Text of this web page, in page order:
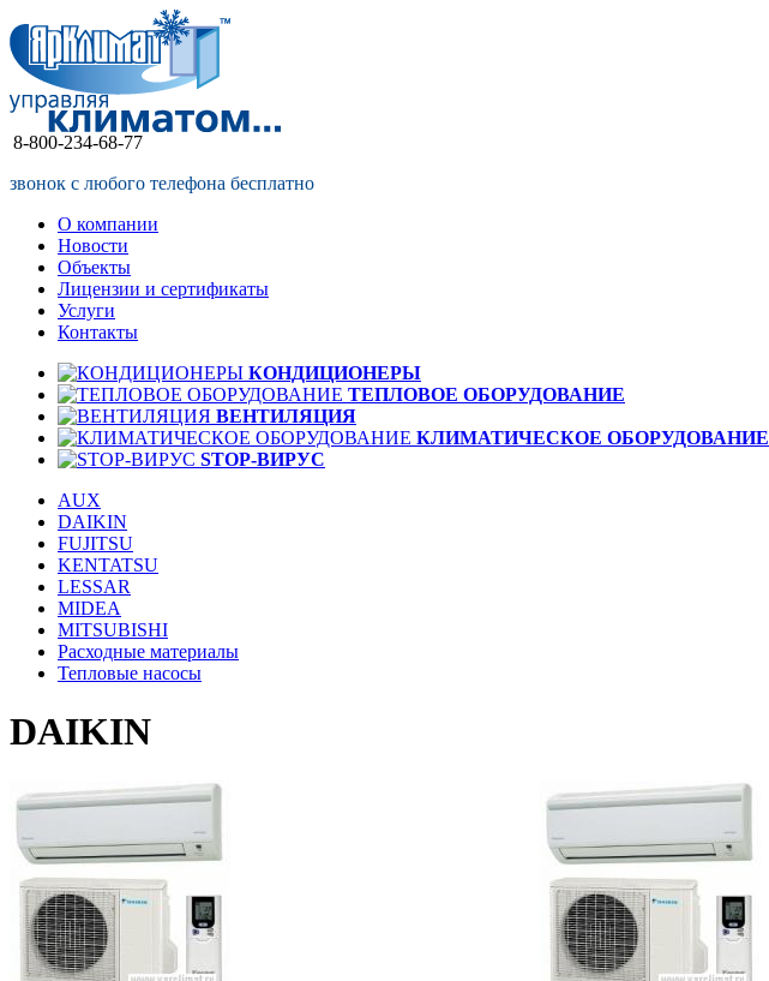
8-800-234-68-77
звонок с любого телефона бесплатно
О компании
Новости
Объекты
Лицензии и сертификаты
Услуги
Контакты
КОНДИЦИОНЕРЫ
ТЕПЛОВОЕ ОБОРУДОВАНИЕ
ВЕНТИЛЯЦИЯ
КЛИМАТИЧЕСКОЕ ОБОРУДОВАНИЕ
STOP-ВИРУС
AUX
DAIKIN
FUJITSU
KENTATSU
LESSAR
MIDEA
MITSUBISHI
Расходные материалы
Тепловые насосы
DAIKIN